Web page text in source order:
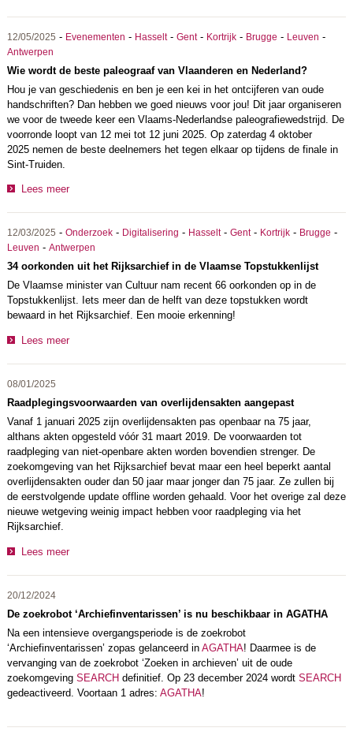
12/05/2025 - Evenementen - Hasselt- Gent- Kortrijk- Brugge - Leuven -
Antwerpen
Wie wordt de beste paleograaf van Vlaanderen en Nederland?
Hou je van geschiedenis en ben je een kei in het ontcijferen van oude
handschriften? Dan hebben we goed nieuws voor jou! Dit jaar organiseren
we voor de tweede keer een Vlaams-Nederlandse paleografiewedstrijd. De
voorronde loopt van 12 mei tot 12 juni 2025. Op zaterdag 4 oktober
2025 nemen de beste deelnemers het tegen elkaar op tijdens de finale in
Sint-Truiden.
Lees meer
12/03/2025 - Onderzoek- Digitalisering - Hasselt- Gent- Kortrijk- Brugge -
Leuven - Antwerpen
34 oorkonden uit het Rijksarchief in de Vlaamse Topstukkenlijst
De Vlaamse minister van Cultuur nam recent 66 oorkonden op in de
Topstukkenlijst. Iets meer dan de helft van deze topstukken wordt
bewaard in het Rijksarchief. Een mooie erkenning!
Lees meer
08/01/2025
Raadplegingsvoorwaarden van overlijdensakten aangepast
Vanaf 1 januari 2025 zijn overlijdensakten pas openbaar na 75 jaar,
althans akten opgesteld vóór 31 maart 2019. De voorwaarden tot
raadpleging van niet-openbare akten worden bovendien strenger. De
zoekomgeving van het Rijksarchief bevat maar een heel beperkt aantal
overlijdensakten ouder dan 50 jaar maar jonger dan 75 jaar. Ze zullen bij
de eerstvolgende update offline worden gehaald. Voor het overige zal deze
nieuwe wetgeving weinig impact hebben voor raadpleging via het
Rijksarchief.
Lees meer
20/12/2024
De zoekrobot ‘Archiefinventarissen’ is nu beschikbaar in AGATHA
Na een intensieve overgangsperiode is de zoekrobot
‘Archiefinventarissen’ zopas gelanceerd in AGATHA! Daarmee is de
vervanging van de zoekrobot ‘Zoeken in archieven’ uit de oude
zoekomgeving SEARCH definitief. Op 23 december 2024 wordt SEARCH
gedeactiveerd. Voortaan 1 adres: AGATHA!